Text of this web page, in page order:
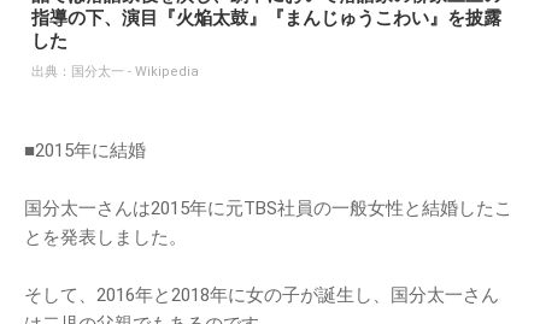
指導の下、演目『火焔太鼓』『まんじゅうこわい』を披露
した
出典： 国分太一 - Wikipedia
■2015年に結婚
国分太一さんは2015年に元TBS社員の一般女性と結婚したこ
とを発表しました。
そして、2016年と2018年に女の子が誕生し、国分太一さん